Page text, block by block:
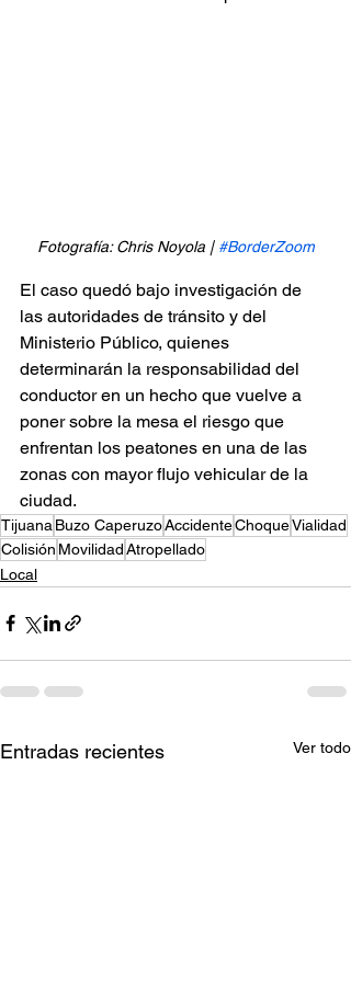
Fotografía: Chris Noyola | #BorderZoom
El caso quedó bajo investigación de
las autoridades de tránsito y del
Ministerio Público, quienes
determinarán la responsabilidad del
conductor en un hecho que vuelve a
poner sobre la mesa el riesgo que
enfrentan los peatones en una de las
zonas con mayor flujo vehicular de la
ciudad.
Tijuana Buzo CaperuzoAccidenteChoqueVialidad
Colisión MovilidadAtropellado
Local
Entradas recientes Ver todo